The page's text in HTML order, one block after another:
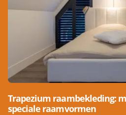
Trapezium raambekleding:
speciale raamvormen